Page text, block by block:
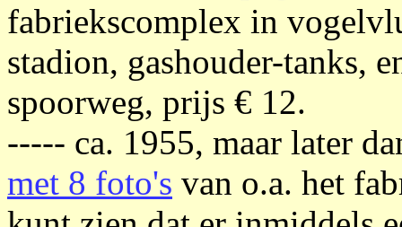
fabriekscomplex in
stadion, gashouder-tanks,
spoorweg, prijs € 12.
----- ca. 1955, maar later
met 8 foto's van o.a. het